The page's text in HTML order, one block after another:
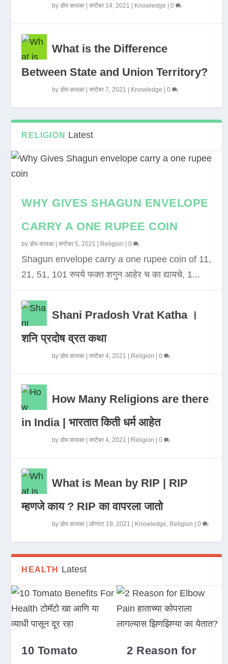
byडोम कावळा |सप्टेंबर 14, 2021 Knowledge |0
What is the Difference
Between State and Union Territory?
byडोम कावळा |सप्टेंबर 7, 2021 Knowledge |0
RELIGION Latest
WHY GIVES SHAGUN ENVELOPE
CARRY A ONE RUPEE COIN
byडोम कावळा |सप्टेंबर 5, 2021 Religion |0
Shagun envelope carry a one rupee coin of 11,
21, 51, 101 रुपये फक्त शगुन आहेर च का द्यायचे, 1...
Shani Pradosh Vrat Katha ।
शनि प्रदोष व्रत कथा
byडोम कावळा |सप्टेंबर 4, 2021 Religion |0
How Many Religions are there
in India | भारतात किती धर्म आहेत
byडोम कावळा |सप्टेंबर 4, 2021 Religion |0
What is Mean by RIP | RIP
म्हणजे काय ? RIP का वापरला जातो
byडोम कावळा |ऑगस्ट 19, 2021 Knowledge, Religion |0
HEALTH Latest
10 Tomato 2 Reason for